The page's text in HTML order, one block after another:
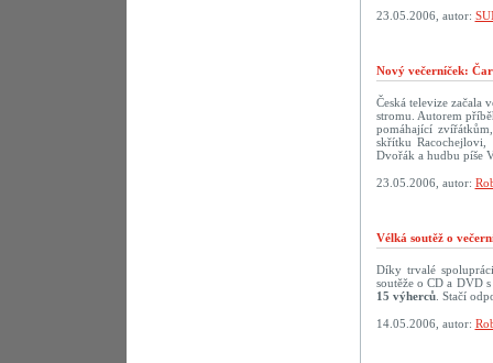
23.05.2006, autor:
Nový večerníček:
Česká televize začala
stromu. Autorem
pomáhající
skřítku
Dvořák a hudbu píše
23.05.2006, autor:
Vélká soutěž o
Díky trvalé
soutěže o CD a DVD
15 výherců. Stačí
14.05.2006, autor: